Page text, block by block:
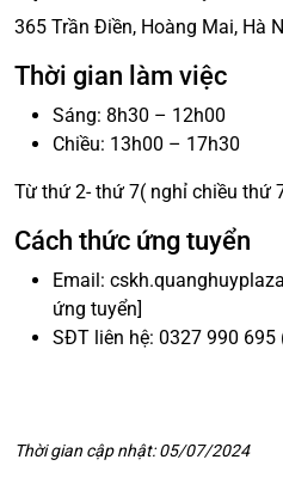
365 Trần Điền, Hoàng Mai, Hà
Thời gian làm việc
Sáng: 8h30 – 12h00
Chiều: 13h00 – 17h30
Từ thứ 2- thứ 7( nghỉ chiều thứ
Cách thức ứng tuyển
Email:
ứng tuyển]
SĐT liên hệ: 0327 990
Thời gian cập nhật: 05/07/2024